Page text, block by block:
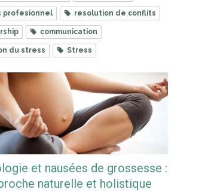
profesionnel resolution de conflits
communication
du stress Stress
et nausées de grossesse :
naturelle et holistique